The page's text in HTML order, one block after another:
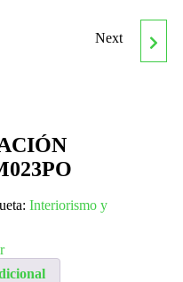
COMM024PO PLAN DE
COMERCIALIZACIÓN Y
PREVISIÓN DE VENTAS
Next
Interiorismo y